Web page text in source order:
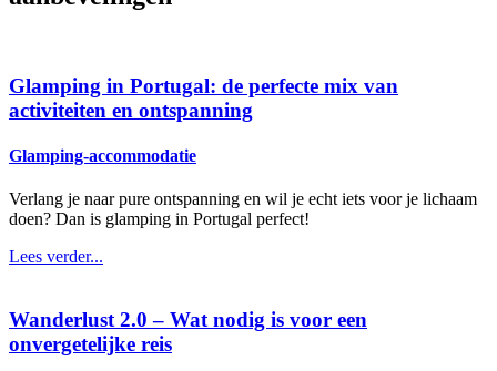
Glamping in Portugal: de perfecte mix van
activiteiten en ontspanning
Glamping-accommodatie
Verlang je naar pure ontspanning en wil je echt iets voor je lichaam
doen? Dan is glamping in Portugal perfect!
Lees verder...
Wanderlust 2.0 – Wat nodig is voor een
onvergetelijke reis